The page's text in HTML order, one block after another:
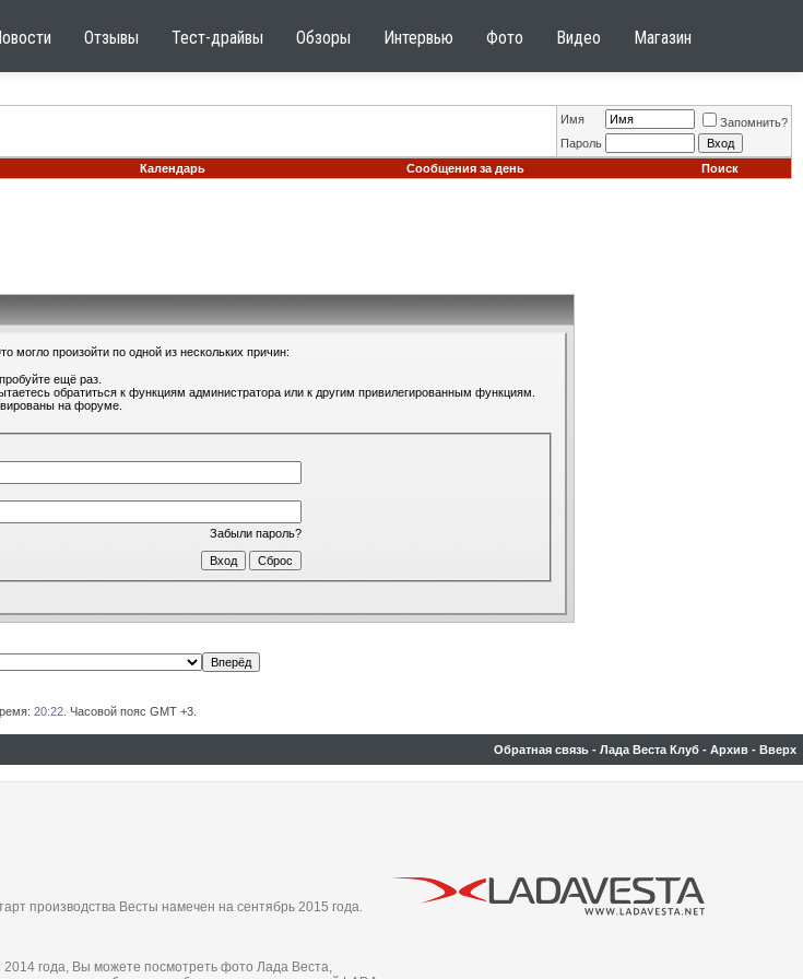
Отзывы Тест-драйвы Обзоры Интервью Фото Видео Магазин
Имя
Запомнить?
Пароль
Календарь Сообщения за день Поиск
могло произойти по одной из нескольких причин:
ещё раз.
обратиться к функциям администратора или к другим привилегированным функциям.
на форуме.
Забыли пароль?
20:22 . Часовой пояс GMT +3.
Обратная связь - Лада Веста Клуб - Архив - Вверх
производства Весты намечен на сентябрь 2015 года.
2014 года, Вы можете посмотреть фото Лада Веста,